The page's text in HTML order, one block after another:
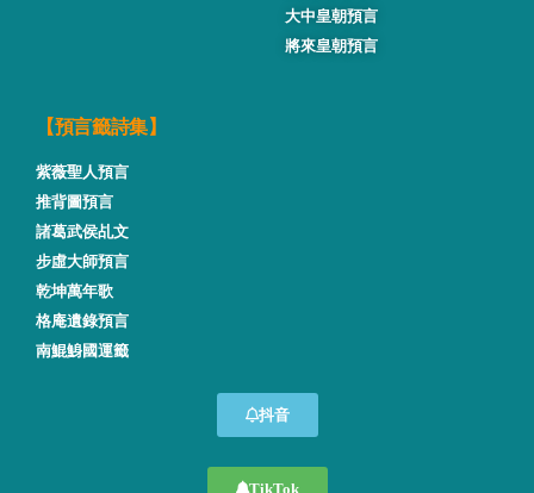
大中皇朝預言
將來皇朝預言
【預言籤詩集】
紫薇聖人預言
推背圖預言
諸葛武侯乩文
步虛大師預言
乾坤萬年歌
格庵遺錄預言
南鯤鯓國運籤
抖音
TikTok